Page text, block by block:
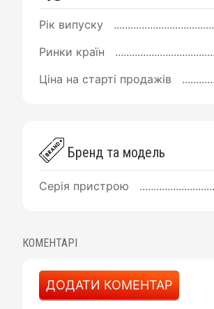
Рік випуску
Ринки країн
Ціна на старті продажів
Бренд та модель
Серія пристрою
КОМЕНТАРІ
ДОДАТИ КОМЕНТАР